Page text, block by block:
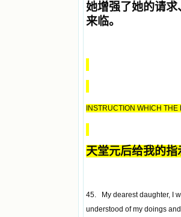
她增强了她的请
来临。
INSTRUCTION WHICH
天堂元后给我的指
45. My dearest daughter, I
understood of my doings